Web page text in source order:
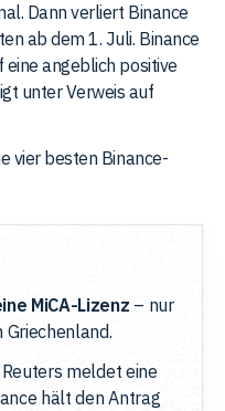
Dann verliert Binance
ab dem 1. Juli. Binance
angeblich positive
unter Verweis auf
vier besten Binance-
MiCA-Lizenz – nur
meldet eine
hält den Antrag